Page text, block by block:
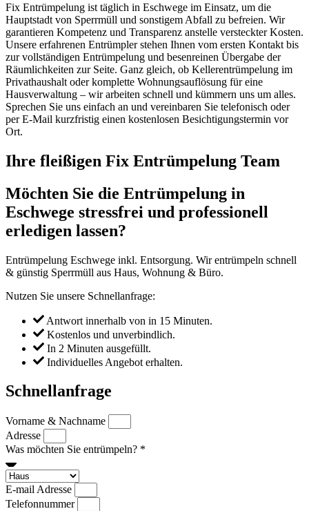
Fix Entrümpelung ist täglich in Eschwege im Einsatz, um die
Hauptstadt von Sperrmüll und sonstigem Abfall zu befreien. Wir
garantieren Kompetenz und Transparenz anstelle versteckter Kosten.
Unsere erfahrenen Entrümpler stehen Ihnen vom ersten Kontakt bis
zur vollständigen Entrümpelung und besenreinen Übergabe der
Räumlichkeiten zur Seite. Ganz gleich, ob Kellerentrümpelung im
Privathaushalt oder komplette Wohnungsauflösung für eine
Hausverwaltung – wir arbeiten schnell und kümmern uns um alles.
Sprechen Sie uns einfach an und vereinbaren Sie telefonisch oder
per E-Mail kurzfristig einen kostenlosen Besichtigungstermin vor
Ort.
Ihre fleißigen Fix Entrümpelung Team
Möchten Sie die Entrümpelung in
Eschwege stressfrei und professionell
erledigen lassen?
Entrümpelung Eschwege inkl. Entsorgung. Wir entrümpeln schnell
& günstig Sperrmüll aus Haus, Wohnung & Büro.
Nutzen Sie unsere Schnellanfrage:
Antwort innerhalb von in 15 Minuten.
Kostenlos und unverbindlich.
In 2 Minuten ausgefüllt.
Individuelles Angebot erhalten.
Schnellanfrage
Vorname & Nachname
Adresse
Was möchten Sie entrümpeln? *
E-mail Adresse
Telefonnummer